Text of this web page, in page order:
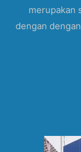
merupakan
dengan